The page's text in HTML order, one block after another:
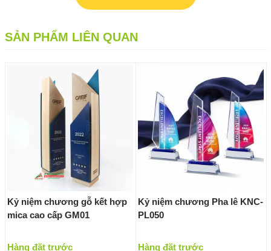
SẢN PHẨM LIÊN QUAN
Kỷ niệm chương gỗ kết hợp
mica cao cấp GM01
Hàng đặt trước
Kỷ niệm chương Pha lê KNC-
PL050
Hàng đặt trước